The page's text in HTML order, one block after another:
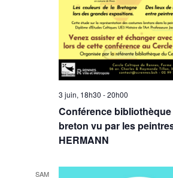
3 juin, 18h30 -20h00
Conférence
breton vu par les
HERMANN
SAM